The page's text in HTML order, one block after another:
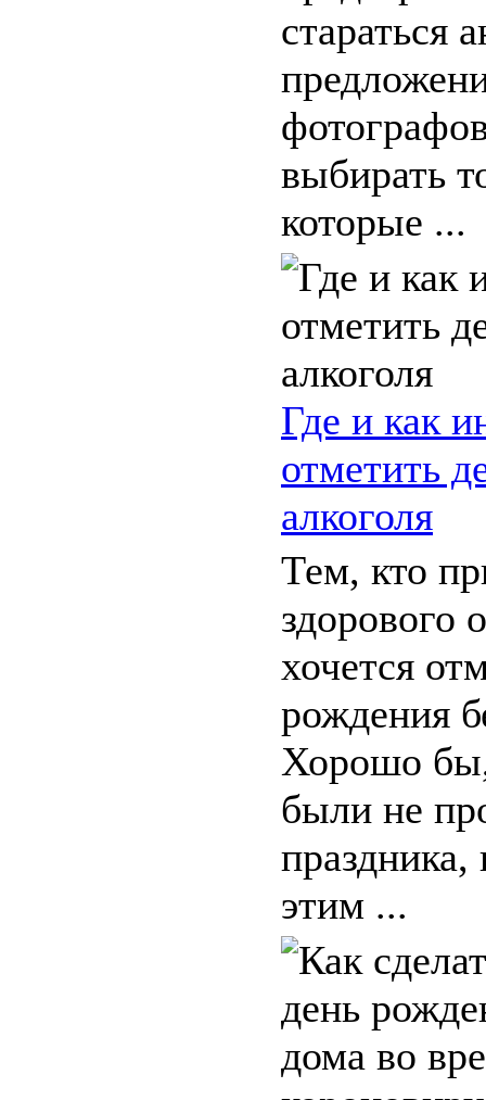
стараться
выбирать
которые ...
Где и как
отметить
алкоголя
Тем, кто
здорового
хочется
рождения
Хорошо
были не
праздника,
этим ...